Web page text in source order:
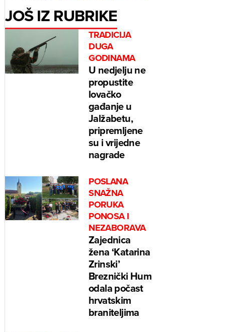
JOŠ IZ RUBRIKE
TRADICIJA
DUGA
GODINAMA
U nedjelju ne
propustite
lovačko
gađanje u
Jalžabetu,
pripremljene
su i vrijedne
nagrade
POSLANA
SNAŽNA
PORUKA
PONOSA I
NEZABORAVA
Zajednica
žena ‘Katarina
Zrinski’
Breznički Hum
odala počast
hrvatskim
braniteljima